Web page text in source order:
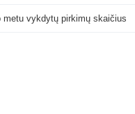
metu vykdytų pirkimų skaičius